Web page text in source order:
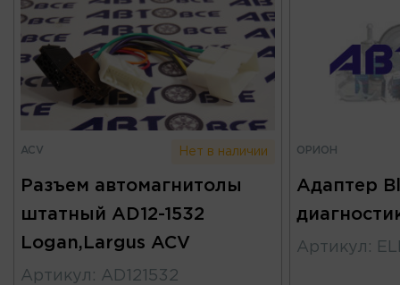
ACV Нет в наличии
Разъем автомагнитолы
штатный AD12-1532
Logan,Largus ACV
Артикул : AD121532
ОРИОН
Адаптер
Артикул :